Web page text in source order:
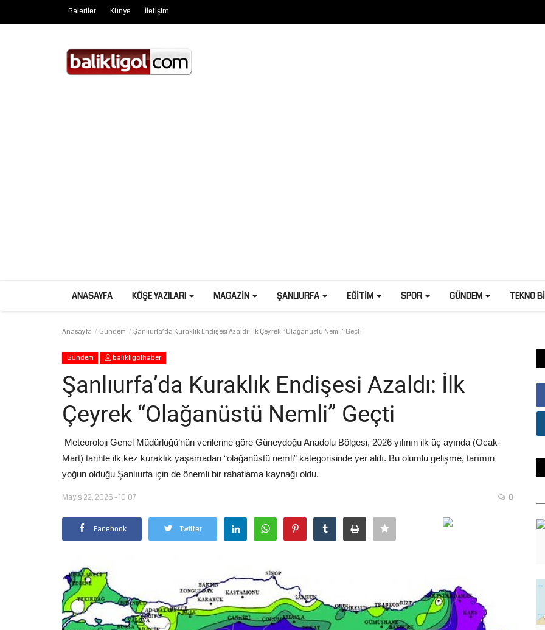
Galeriler Künye İletişim
ANASAYFA KÖŞE YAZILARI MAGAZIN ŞANLIURFA EĞITIM SPOR GÜNDEM TEKNO
Anasayfa Gündem Şanlıurfa’da Kuraklık Endişesi Azaldı: İlk Çeyrek “Olağanüstü Nemli” Geçti
Gündem balikligolhaber
Şanlıurfa’da Kuraklık Endişesi Azaldı: İlk
Çeyrek “Olağanüstü Nemli” Geçti
Meteoroloji Genel Müdürlüğü’nün verilerine göre Güneydoğu Anadolu Bölgesi, 2026 yılının ilk üç ayında (Ocak-
Mart) tarihte ilk kez kuraklık yaşamadan “olağanüstü nemli” kategorisinde yer aldı. Bu olumlu gelişme, tarımın
yoğun olduğu Şanlıurfa için de önemli bir rahatlama kaynağı oldu.
Mayıs 22, 2026 - 10:07 0
Facebook Twitter